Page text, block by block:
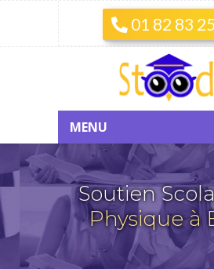
01 82 83
MENU
Soutien
Physique à